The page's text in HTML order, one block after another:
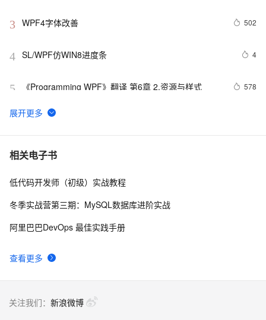
3 WPF4字体改善 502
4 SL/WPF仿WIN8进度条 4
5 《Programming WPF》翻译 第6章 2.资源与样式 578
6 《Programming WPF》翻译 第9章 3.自定义功能
7 C# WPF获取任务栏时间区域的Rectangle
8 WPF与容器技术的碰撞：手把手教你Docker化WPF应
了？
相关电子书
查看更多
低代码开发师（初级）实战教程
冬季实战营第三期：MySQL数据库进阶实战
阿里巴巴DevOps 最佳实践手册
关注我们： 新浪微博